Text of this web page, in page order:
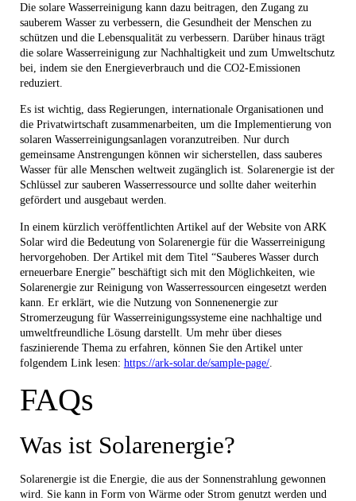
Die solare Wasserreinigung kann dazu beitragen, den Zugang zu
sauberem Wasser zu verbessern, die Gesundheit der Menschen zu
schützen und die Lebensqualität zu verbessern. Darüber hinaus trägt
die solare Wasserreinigung zur Nachhaltigkeit und zum Umweltschutz
bei, indem sie den Energieverbrauch und die CO2-Emissionen
reduziert.
Es ist wichtig, dass Regierungen, internationale Organisationen und
die Privatwirtschaft zusammenarbeiten, um die Implementierung von
solaren Wasserreinigungsanlagen voranzutreiben. Nur durch
gemeinsame Anstrengungen können wir sicherstellen, dass sauberes
Wasser für alle Menschen weltweit zugänglich ist. Solarenergie ist der
Schlüssel zur sauberen Wasserressource und sollte daher weiterhin
gefördert und ausgebaut werden.
In einem kürzlich veröffentlichten Artikel auf der Website von ARK
Solar wird die Bedeutung von Solarenergie für die Wasserreinigung
hervorgehoben. Der Artikel mit dem Titel “Sauberes Wasser durch
erneuerbare Energie” beschäftigt sich mit den Möglichkeiten, wie
Solarenergie zur Reinigung von Wasserressourcen eingesetzt werden
kann. Er erklärt, wie die Nutzung von Sonnenenergie zur
Stromerzeugung für Wasserreinigungssysteme eine nachhaltige und
umweltfreundliche Lösung darstellt. Um mehr über dieses
faszinierende Thema zu erfahren, können Sie den Artikel unter
folgendem Link lesen: https://ark-solar.de/sample-page/.
FAQs
Was ist Solarenergie?
Solarenergie ist die Energie, die aus der Sonnenstrahlung gewonnen
wird. Sie kann in Form von Wärme oder Strom genutzt werden und